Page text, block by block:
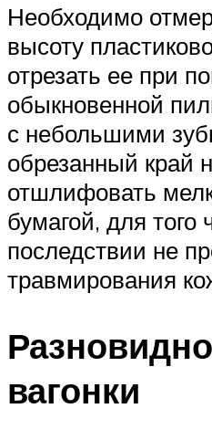
Необходимо
высоту
отрезать ее при
обыкновенной
с небольшими
обрезанный край
отшлифовать
бумагой, для того
последствии не
травмирования
вагонки